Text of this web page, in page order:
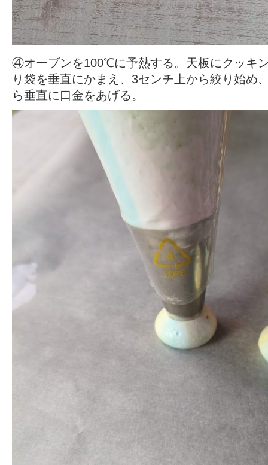
④オーブンを100℃に予熱する。天板にクッキ
り袋を垂直にかまえ、3センチ上から絞り始め
ら垂直に口金をあげる。